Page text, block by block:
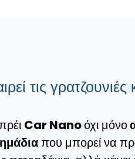
τις
Car Nanoόχι μόνο
που μπορεί να